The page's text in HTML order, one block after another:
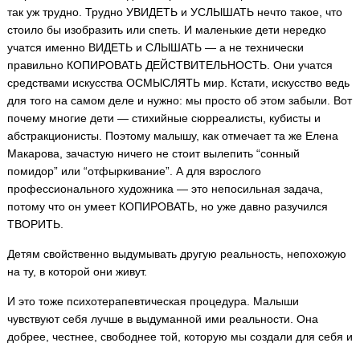
так уж трудно. Трудно УВИДЕТЬ и УСЛЫШАТЬ нечто такое, что
стоило бы изобразить или спеть. И маленькие дети нередко
учатся именно ВИДЕТЬ и СЛЫШАТЬ — а не технически
правильно КОПИРОВАТЬ ДЕЙСТВИТЕЛЬНОСТЬ. Они учатся
средствами искусства ОСМЫСЛЯТЬ мир. Кстати, искусство ведь
для того на самом деле и нужно: мы просто об этом забыли. Вот
почему многие дети — стихийные сюрреалисты, кубисты и
абстракционисты. Поэтому малышу, как отмечает та же Елена
Макарова, зачастую ничего не стоит вылепить “сонный
помидор” или “отфыркивание”. А для взрослого
профессионального художника — это непосильная задача,
потому что он умеет КОПИРОВАТЬ, но уже давно разучился
ТВОРИТЬ.
Детям свойственно выдумывать другую реальность, непохожую
на ту, в которой они живут.
И это тоже психотерапевтическая процедура. Малыши
чувствуют себя лучше в выдуманной ими реальности. Она
добрее, честнее, свободнее той, которую мы создали для себя и